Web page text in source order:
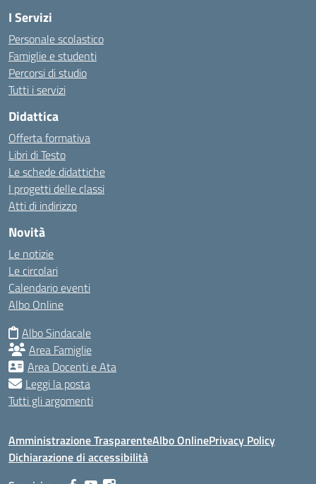
I Servizi
Personale scolastico
Famiglie e studenti
Percorsi di studio
Tutti i servizi
Didattica
Offerta formativa
Libri di Testo
Le schede didattiche
I progetti delle classi
Atti di indirizzo
Novità
Le notizie
Le circolari
Calendario eventi
Albo Online
Albo Sindacale
Area Famiglie
Area Docenti e Ata
Leggi la posta
Tutti gli argomenti
Amministrazione TrasparenteAlbo OnlinePrivacy Policy
Dichiarazione di accessibilità